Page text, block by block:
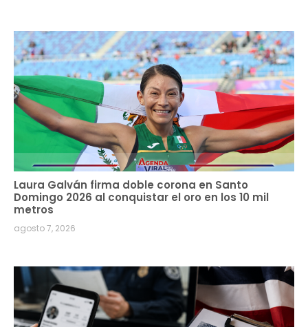
Laura Galván firma doble corona en Santo
Domingo 2026 al conquistar el oro en los 10 mil
metros
agosto 7, 2026